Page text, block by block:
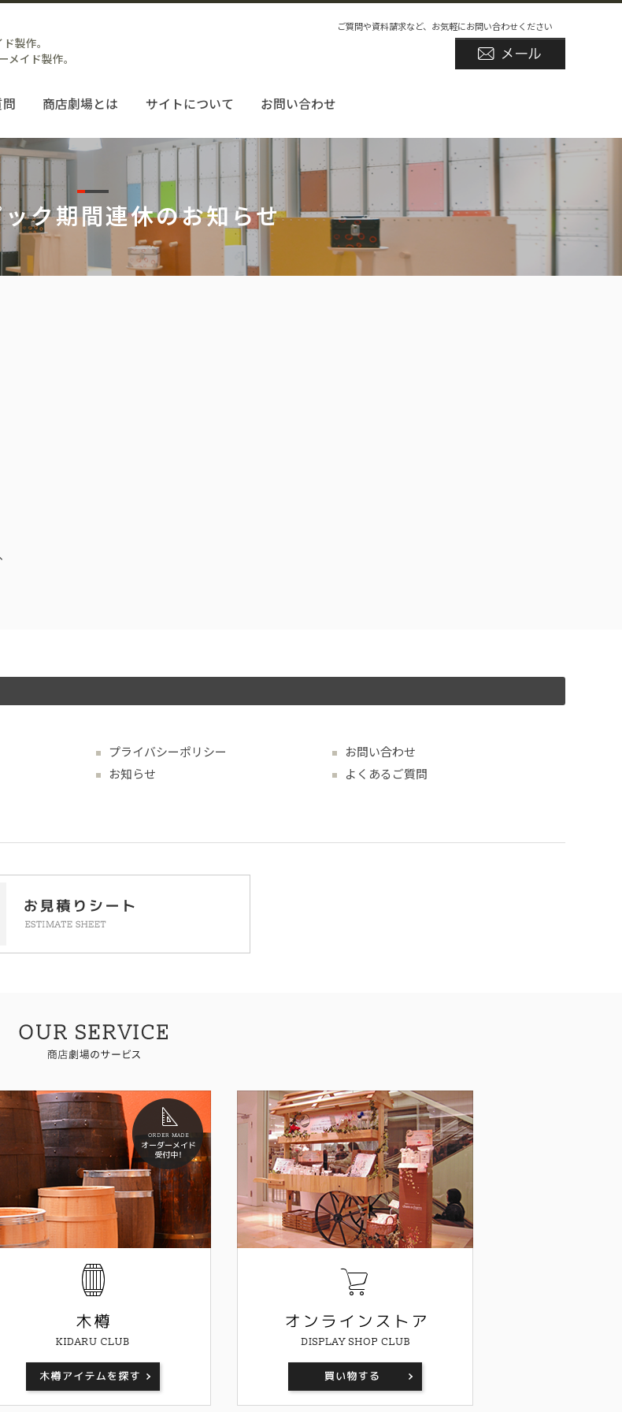
製作。
イド製作。
ご質問や資料請求など、お気軽にお問い合わせください
商店劇場とは サイトについて お問い合わせ
ク期間連休のお知らせ
プライバシーポリシー
お問い合わせ
お知らせ
よくあるご質問